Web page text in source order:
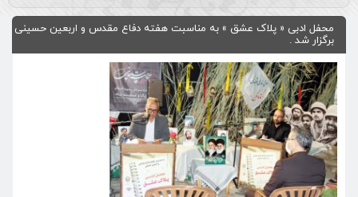
محفل ادبی « پلاک عشق » به مناسبت هفته دفاع مقدس و اربعین حسینی
برگزار شد .